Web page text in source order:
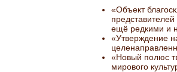
«Объект
ещё редкими и
«Утверждение
«Новый полюс
мирового